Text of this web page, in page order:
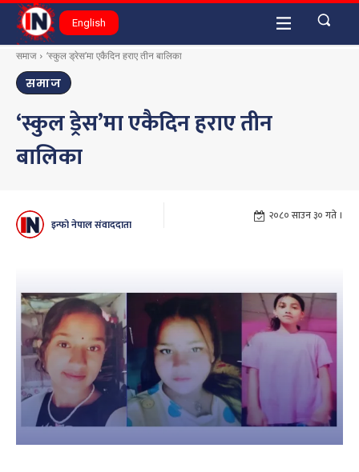
English
समाज ‘स्कुल ड्रेस’मा एकैदिन हराए तीन बालिका
समाज
‘स्कुल ड्रेस’मा एकैदिन हराए तीन
बालिका
इन्फो नेपाल संवाददाता
२०८० साउन ३० गते ।